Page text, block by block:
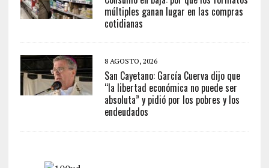
múltiples ganan lugar en las compras
cotidianas
8 AGOSTO, 2026
San Cayetano: García Cuerva dijo que
“la libertad económica no puede ser
absoluta” y pidió por los pobres y los
endeudados